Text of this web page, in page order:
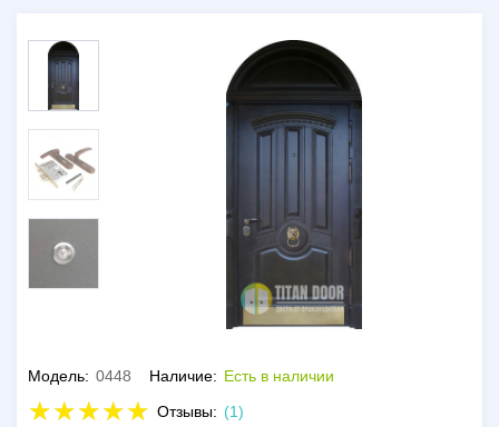
Модель: 0448 Наличие: Есть в наличии
Отзывы: (1)